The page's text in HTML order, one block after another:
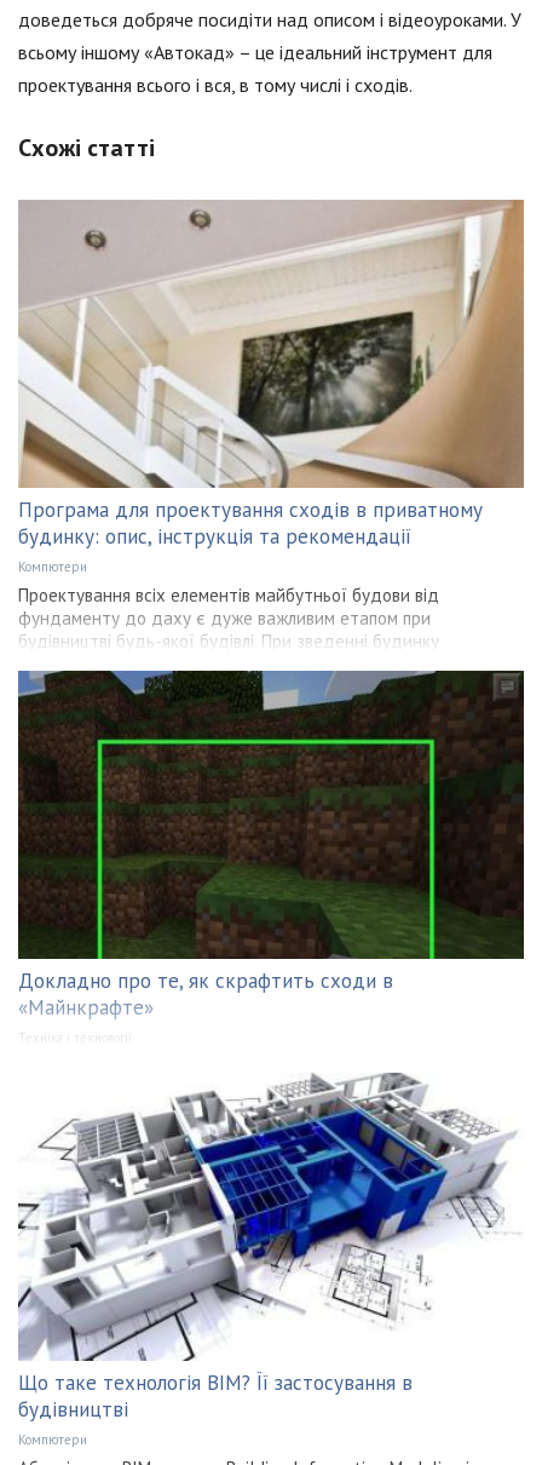
доведеться добряче посидіти над описом і відеоуроками. У
всьому іншому «Автокад» – це ідеальний інструмент для
проектування всього і вся, в тому числі і сходів.
Схожі статті
Програма для проектування сходів в приватному
будинку: опис, інструкція та рекомендації
Компютери
Проектування всіх елементів майбутньої будови від
фундаменту до даху є дуже важливим етапом при
будівництві будь-якої будівлі. При зведенні будинку
Докладно про те, як скрафтить сходи в
«Майнкрафте»
Техніка і технології
Що таке технологія BIM? Її застосування в
будівництві
Компютери